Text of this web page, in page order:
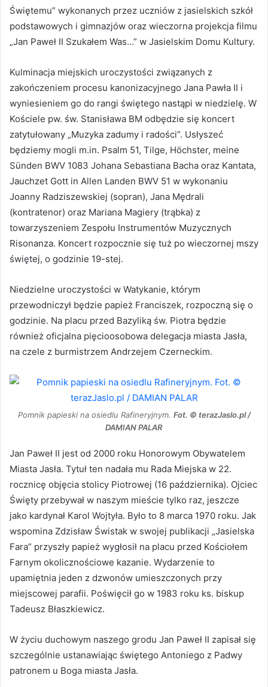
Świętemu” wykonanych przez uczniów z jasielskich szkół
podstawowych i gimnazjów oraz wieczorna projekcja filmu
„Jan Paweł II Szukałem Was…” w Jasielskim Domu Kultury.
Kulminacja miejskich uroczystości związanych z
zakończeniem procesu kanonizacyjnego Jana Pawła II i
wyniesieniem go do rangi świętego nastąpi w niedzielę. W
Kościele pw. św. Stanisława BM odbędzie się koncert
zatytułowany „Muzyka zadumy i radości”. Usłyszeć
będziemy mogli m.in. Psalm 51, Tilge, Höchster, meine
Sünden BWV 1083 Johana Sebastiana Bacha oraz Kantata,
Jauchzet Gott in Allen Landen BWV 51 w wykonaniu
Joanny Radziszewskiej (sopran), Jana Mędrali
(kontratenor) oraz Mariana Magiery (trąbka) z
towarzyszeniem Zespołu Instrumentów Muzycznych
Risonanza. Koncert rozpocznie się tuż po wieczornej mszy
świętej, o godzinie 19-stej.
Niedzielne uroczystości w Watykanie, którym
przewodniczył będzie papież Franciszek, rozpoczną się o
godzinie. Na placu przed Bazyliką św. Piotra będzie
również oficjalna pięcioosobowa delegacja miasta Jasła,
na czele z burmistrzem Andrzejem Czerneckim.
Pomnik papieski na osiedlu Rafineryjnym. Fot. © terazJaslo.pl /
DAMIAN PALAR
Jan Paweł II jest od 2000 roku Honorowym Obywatelem
Miasta Jasła. Tytuł ten nadała mu Rada Miejska w 22.
rocznicę objęcia stolicy Piotrowej (16 października). Ojciec
Święty przebywał w naszym mieście tylko raz, jeszcze
jako kardynał Karol Wojtyła. Było to 8 marca 1970 roku. Jak
wspomina Zdzisław Świstak w swojej publikacji „Jasielska
Fara” przyszły papież wygłosił na placu przed Kościołem
Farnym okolicznościowe kazanie. Wydarzenie to
upamiętnia jeden z dzwonów umieszczonych przy
miejscowej parafii. Poświęcił go w 1983 roku ks. biskup
Tadeusz Błaszkiewicz.
W życiu duchowym naszego grodu Jan Paweł II zapisał się
szczególnie ustanawiając świętego Antoniego z Padwy
patronem u Boga miasta Jasła.